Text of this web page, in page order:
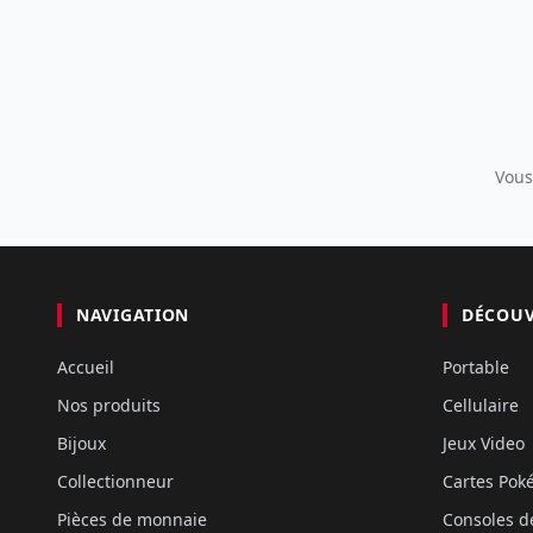
NAVIGATION
Accueil
Nos produits
Bijoux
Collectionneur
Pièces de monnaie
Portable
Cellulaire
Jeux Video
Cartes
Consoles